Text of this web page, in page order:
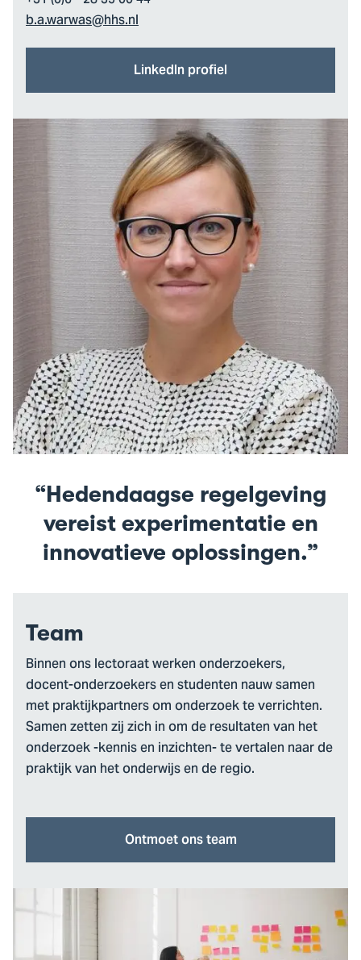
b.a.warwas@hhs.nl
LinkedIn profiel
Hedendaagse regelgeving
vereist experimentatie en
innovatieve oplossingen.
Team
Binnen ons lectoraat werken onderzoekers,
docent-onderzoekers en studenten nauw samen
met praktijkpartners om onderzoek te verrichten.
Samen zetten zij zich in om de resultaten van het
onderzoek -kennis en inzichten- te vertalen naar de
praktijk van het onderwijs en de regio.
Ontmoet ons team